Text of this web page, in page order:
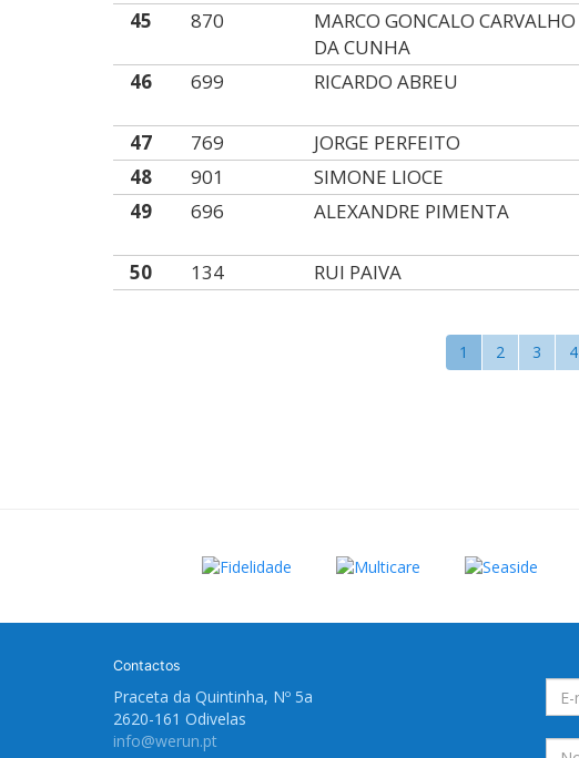
45
870
MARCO GONCALO CARVALHO
DA CUNHA
46 699 RICARDO ABREU
47 769 JORGE PERFEITO
48
901 SIMONE LIOCE
49
696 ALEXANDRE PIMENTA
50 134 RUI PAIVA
1 2 3 4
Contactos
Praceta da Quintinha, Nº 5a
2620-161 Odivelas
info@werun.pt